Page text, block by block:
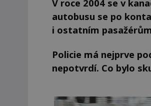
V roce 2004 se v
autobusu se po
i ostatním
Policie má nejprve
nepotvrdí. Co bylo